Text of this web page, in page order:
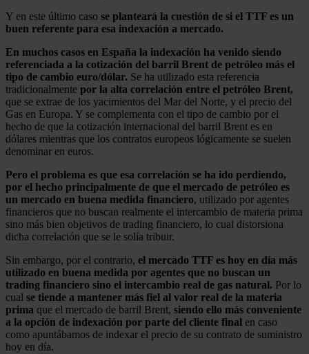
Y en este último caso se planteará la cuestión de si el TTF es un
buen referente para esa indexación a mercado.
En muchos casos en España la indexación ha venido siendo
referenciada a la cotización del barril Brent de petróleo más el
tipo de cambio euro/dólar. Se ha utilizado esta referencia
tradicionalmente por la alta correlación entre el petróleo Brent,
que se extrae de los yacimientos del Mar del Norte, y el precio del
Gas en Europa. Y se complementa con el tipo de cambio por el
hecho de que la cotización internacional del barril Brent es en
dólares mientras que los contratos europeos lógicamente se suelen
denominar en euros.
Pero el problema es que esa correlación se ha ido perdiendo,
por el hecho principalmente de que el mercado de petróleo es
un mercado en buena medida financiero, utilizado por agentes
financieros que no buscan realmente el intercambio de materia prima
sino más bien objetivos de trading financiero, lo cual distorsiona
dicha correlación que se le solía tribuir.
Sin embargo, por el contrario, el mercado TTF es hoy en día más
utilizado en buena medida por agentes que no buscan un
trading financiero sino el intercambio real de gas natural. Por lo
cual se tiende a mantener más fiel al valor real de la materia
prima que el mercado de barril Brent, siendo ello más conveniente
a la opción de indexación por parte del cliente final en caso
como apuntábamos de indexar el precio de su contrato de suministro
hoy en día.